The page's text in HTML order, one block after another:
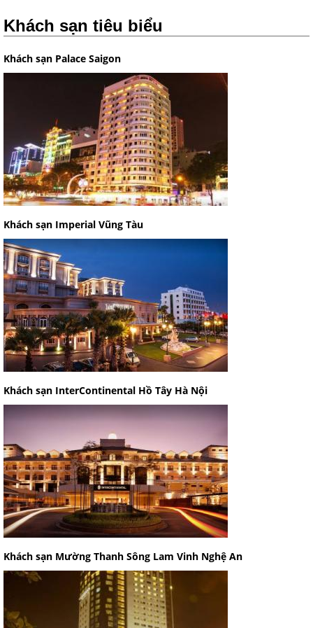
Khách sạn tiêu biểu
Khách sạn Palace Saigon
Khách sạn Imperial Vũng Tàu
Khách sạn InterContinental Hồ Tây Hà Nội
Khách sạn Mường Thanh Sông Lam Vinh Nghệ An